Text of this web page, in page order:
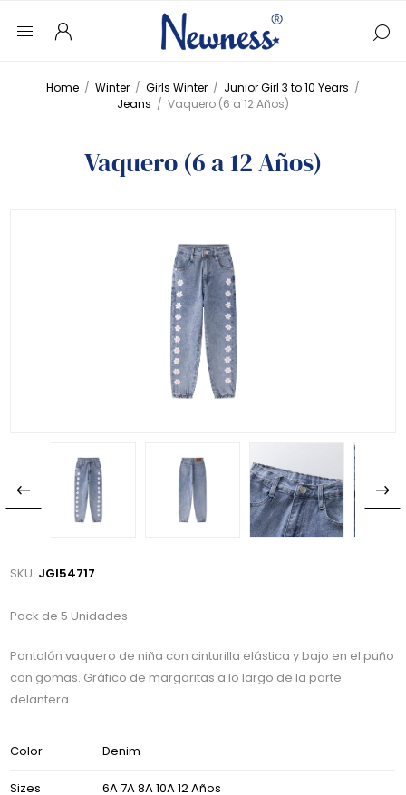
Home / Winter / Girls Winter / Junior Girl 3 to 10 Years /
Jeans / Vaquero (6 a 12 Años)
Vaquero (6 a 12 Años)
SKU: JGI54717
Pack de 5 Unidades
Pantalón vaquero de niña con cinturilla elástica y bajo en el puño
con gomas. Gráfico de margaritas a lo largo de la parte
delantera.
Color Denim
Sizes 6A 7A 8A 10A 12 Años